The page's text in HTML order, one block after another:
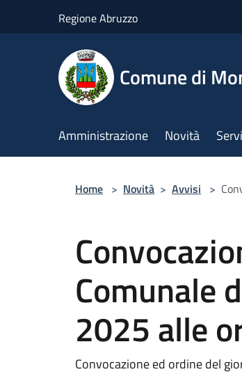
Regione Abruzzo
Comune di
Amministrazione Novità
Home > Novità > Avvisi >
Comunale
2025 alle
Convocazione ed ordine del